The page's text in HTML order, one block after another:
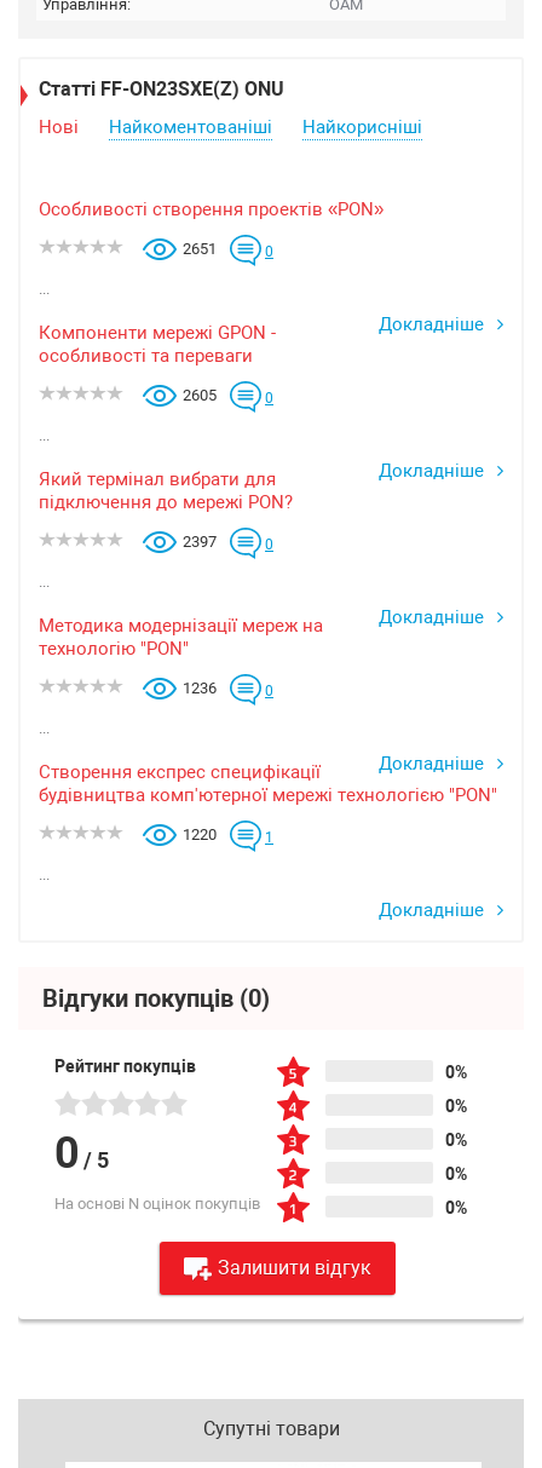
Управління: OAM
Статті FF-ON23SXE(Z) ONU
Нові Найкоментованіші Найкорисніші
Особливості створення проектів «PON»
2651 0
...
Докладніше
Компоненти мережі GPON -
особливості та переваги
2605 0
...
Докладніше
Який термінал вибрати для
підключення до мережі PON?
2397 0
...
Докладніше
Методика модернізації мереж на
технологію "PON"
1236 0
...
Докладніше
Створення експрес специфікації
будівництва комп'ютерної мережі технологією "PON"
1220 1
...
Докладніше
Відгуки покупців (0)
Рейтинг покупців
0 / 5
На основі N оцінок покупців
0%
0%
0%
0%
0%
Залишити відгук
Супутні товари